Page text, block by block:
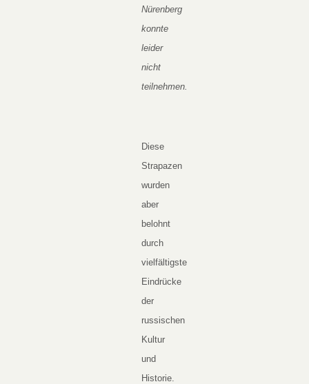
Nürenberg
konnte
leider
nicht
teilnehmen.
Diese
Strapazen
wurden
aber
belohnt
durch
vielfältigste
Eindrücke
der
russischen
Kultur
und
Historie.